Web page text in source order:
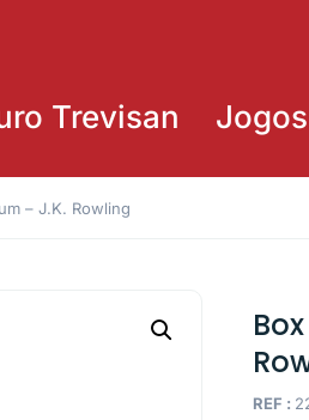
Trevisan Jogos
– J.K. Rowling
REF :